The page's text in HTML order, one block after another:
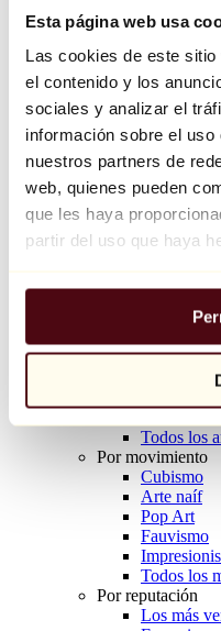
Esta página web usa
Las cookies de este
el contenido y los
sociales y analizar el
información sobre el
nuestros partners de
web, quienes pueden
que les haya
partir del uso que haya
Jean-
Todos los
Obra de la semana
Balloon Dog (Orange)
Jeff Koons
10.000 €
Explorar
Todos los
Todos los
Todos los
Por movimiento
Cubismo
Arte naíf
Pop Art
Fauvismo
Todos los
Por reputación
Los más